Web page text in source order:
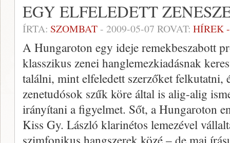
EGY ELFELEDETT
ÍRTA: SZOMBAT- 2009-05-07 ROVAT: HÍREK
A Hungaroton egy ideje remekbeszabott
klasszikus zenei hanglemezkiadásnak
találni, mint elfeledett szerzőket felkutatni,
zenetudósok szűk köre által is alig-alig
irányítani a figyelmet. Sőt, a Hungaroton
Kiss Gy. László klarinétos lemezével